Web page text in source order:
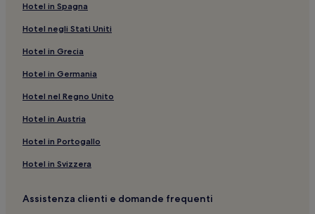
Hotel in Spagna
Hotel negli Stati Uniti
Hotel in Grecia
Hotel in Germania
Hotel nel Regno Unito
Hotel in Austria
Hotel in Portogallo
Hotel in Svizzera
Assistenza clienti e domande frequenti